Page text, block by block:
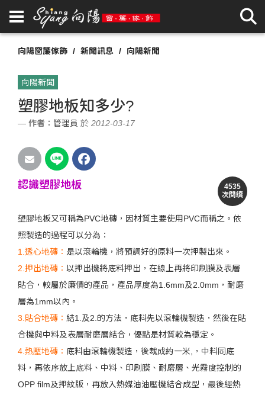
向陽窗簾傢飾 新聞訊息 向陽新聞
向陽新聞
塑膠地板知多少?
作者： 管理員 於 2012-03-17
4535
次閱讀
認識塑膠地板
塑膠地板又可稱為PVC地磚，因材質主要使用PVC而稱之。依
照製造的過程可以分為：
1.透心地磚： 是以滾輪機，將預調好的原料一次押製出來。
2.押出地磚： 以押出機將底料押出，在線上再將印刷膜及表層
貼合，較屬於廉價的產品，產品厚度為1.6mm及2.0mm，耐磨
層為1mm以內。
3.貼合地磚： 結1.及2.的方法，底料先以滾輪機製造，然後在貼
合機與中料及表層耐磨層結合，優點是材質較為穩定。
4.熱壓地磚： 底料由滾輪機製造，後裁成約一米,，中料同底
料，再依序放上底料、中料、印刷膜、耐磨層、光霧度控制的
OPP film及押紋版，再放入熱媒油油壓機結合成型，最後經熱